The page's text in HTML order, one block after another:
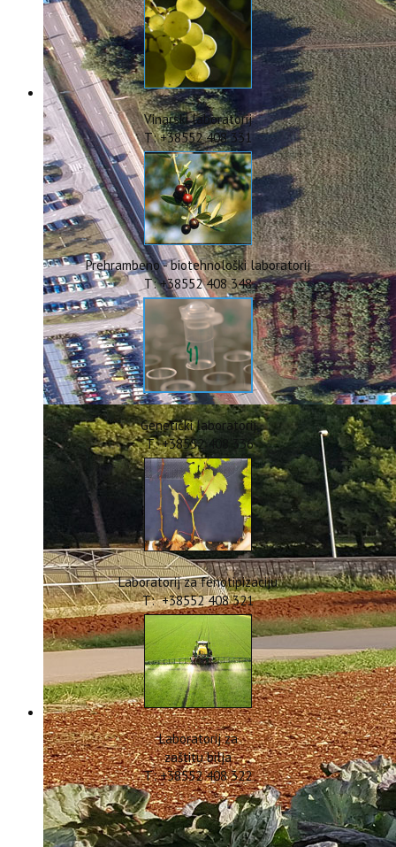
Zaštita osobnih podataka
Godišnji izvještaj
Javna nabava
Natječaji za radna mjesta
Zakonodavni okvir
Akti Instituta
Linkovi
Kontakt
webmail
Popularizacija znanosti
ERASMUS+
HyPro4ST
DIGIAGRI
GreenTea
CIRCOLIVE
Vinarski laboratorij
T: +38552 408 331
Prehrambeno - biotehnološki laboratorij
T: +38552 408 348
Genetički laboratorij
T: +38552 408 336
Laboratorij za fenotipizaciju
T: +38552 408 321
Laboratorij za
zaštitu bilja
T: +38552 408 322